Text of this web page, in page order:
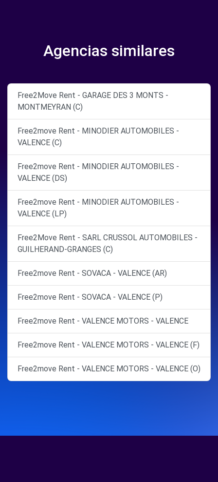
Agencias similares
Free2Move Rent - GARAGE DES 3 MONTS -
MONTMEYRAN (C)
Free2move Rent - MINODIER AUTOMOBILES -
VALENCE (C)
Free2move Rent - MINODIER AUTOMOBILES -
VALENCE (DS)
Free2move Rent - MINODIER AUTOMOBILES -
VALENCE (LP)
Free2Move Rent - SARL CRUSSOL AUTOMOBILES -
GUILHERAND-GRANGES (C)
Free2move Rent - SOVACA - VALENCE (AR)
Free2move Rent - SOVACA - VALENCE (P)
Free2move Rent - VALENCE MOTORS - VALENCE
Free2move Rent - VALENCE MOTORS - VALENCE (F)
Free2move Rent - VALENCE MOTORS - VALENCE (O)